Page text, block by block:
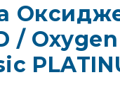
/ Oxygen